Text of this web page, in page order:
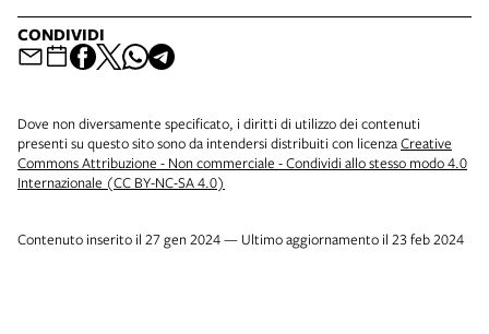
CONDIVIDI
Dove non diversamente specificato, i diritti di utilizzo dei contenuti
presenti su questo sito sono da intendersi distribuiti con licenzaCreative
Commons Attribuzione - Non commerciale - Condividi allo stesso modo 4.0
Internazionale (CC BY-NC-SA 4.0)
Contenuto inserito il 27 gen 2024 — Ultimo aggiornamento il 23 feb 2024